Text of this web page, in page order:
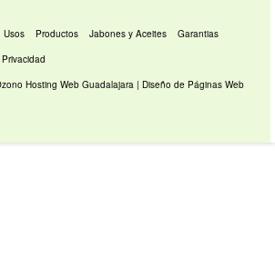
Usos Productos Jabones y Aceites
Garantias
Hosting Web Guadalajara | Diseño de Páginas Web